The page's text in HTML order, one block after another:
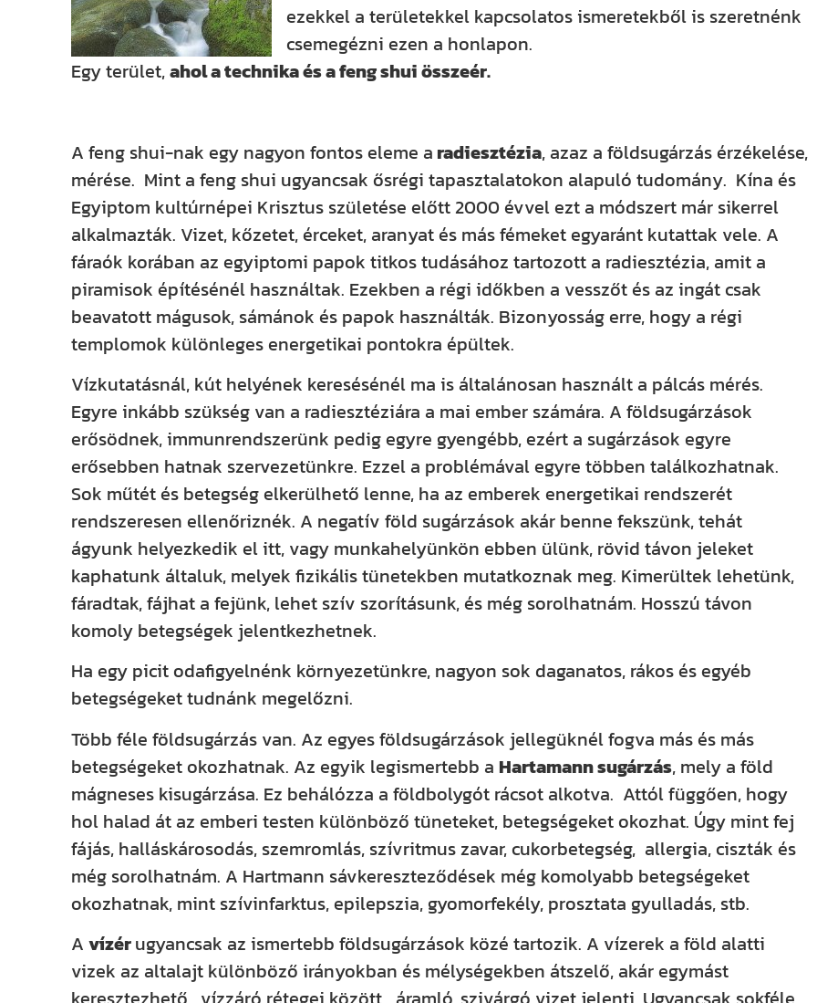
ezekkel a területekkel kapcsolatos ismeretekből is szeretnénk
csemegézni ezen a honlapon.
Egy terület,ahol a technika és a feng shui összeér.
A feng shui-nak egy nagyon fontos eleme a radiesztézia, azaz a földsugárzás érzékelése,
mérése. Mint a feng shui ugyancsak ősrégi tapasztalatokon alapuló tudomány. Kína és
Egyiptom kultúrnépei Krisztus születése előtt 2000 évvel ezt a módszert már sikerrel
alkalmazták. Vizet, kőzetet, érceket, aranyat és más fémeket egyaránt kutattak vele. A
fáraók korában az egyiptomi papok titkos tudásához tartozott a radiesztézia, amit a
piramisok építésénél használtak. Ezekben a régi időkben a vesszőt és az ingát csak
beavatott mágusok, sámánok és papok használták. Bizonyosság erre, hogy a régi
templomok különleges energetikai pontokra épültek.
Vízkutatásnál, kút helyének keresésénél ma is általánosan használt a pálcás mérés.
Egyre inkább szükség van a radiesztéziára a mai ember számára. A földsugárzások
erősödnek, immunrendszerünk pedig egyre gyengébb, ezért a sugárzások egyre
erősebben hatnak szervezetünkre. Ezzel a problémával egyre többen találkozhatnak.
Sok műtét és betegség elkerülhető lenne, ha az emberek energetikai rendszerét
rendszeresen ellenőriznék. A negatív föld sugárzások akár benne fekszünk, tehát
ágyunk helyezkedik el itt, vagy munkahelyünkön ebben ülünk, rövid távon jeleket
kaphatunk általuk, melyek fizikális tünetekben mutatkoznak meg. Kimerültek lehetünk,
fáradtak, fájhat a fejünk, lehet szív szorításunk, és még sorolhatnám. Hosszú távon
komoly betegségek jelentkezhetnek.
Ha egy picit odafigyelnénk környezetünkre, nagyon sok daganatos, rákos és egyéb
betegségeket tudnánk megelőzni.
Több féle földsugárzás van. Az egyes földsugárzások jellegüknél fogva más és más
betegségeket okozhatnak. Az egyik legismertebb a Hartamann sugárzás, mely a föld
mágneses kisugárzása. Ez behálózza a földbolygót rácsot alkotva. Attól függően, hogy
hol halad át az emberi testen különböző tüneteket, betegségeket okozhat. Úgy mint fej
fájás, halláskárosodás, szemromlás, szívritmus zavar, cukorbetegség, allergia, ciszták és
még sorolhatnám. A Hartmann sávkereszteződések még komolyabb betegségeket
okozhatnak, mint szívinfarktus, epilepszia, gyomorfekély, prosztata gyulladás, stb.
Avízérugyancsak az ismertebb földsugárzások közé tartozik. A vízerek a föld alatti
vizek az altalajt különböző irányokban és mélységekben átszelő, akár egymást